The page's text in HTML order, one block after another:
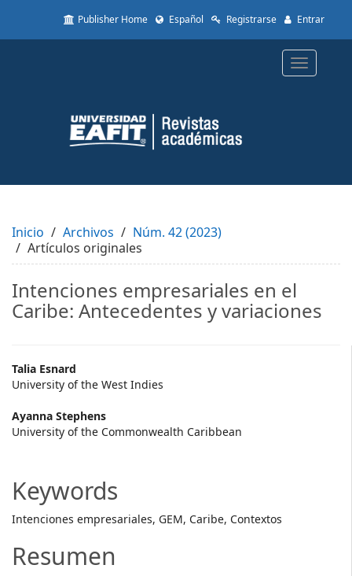
to
Content
Sidebar
Publisher Home Español Registrarse Entrar
Toggle
Inicio Archivos
Núm. 42 (2023)
Artículos originales
Intenciones empresariales en el
Caribe: Antecedentes y variaciones
Main
Article
Content
Talia Esnard
University of the West Indies
Ayanna Stephens
University of the Commonwealth Caribbean
Keywords
Intenciones empresariales, GEM, Caribe, Contextos
Resumen